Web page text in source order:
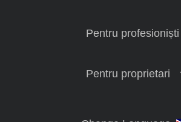
Pentru profesioniști
Pentru proprietari